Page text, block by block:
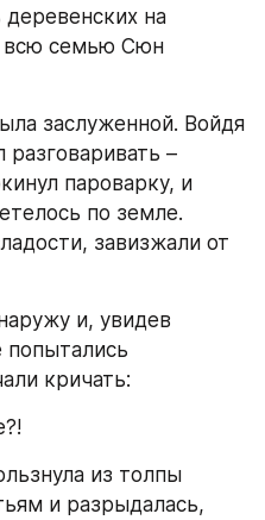
деревенских на
всю семью Сюн
заслуженной. Войдя
–
пароварку, и
по земле.
завизжали от
и, увидев
кричать:
из толпы
и разрыдалась,